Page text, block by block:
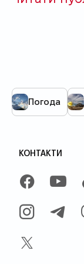
Погода
КОНТАКТИ
X